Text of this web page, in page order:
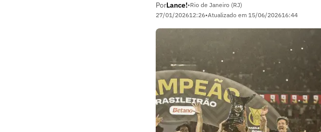
PorLance!•Rio de Janeiro (RJ)
27/01/202612:26•Atualizado em 15/06/202616:44